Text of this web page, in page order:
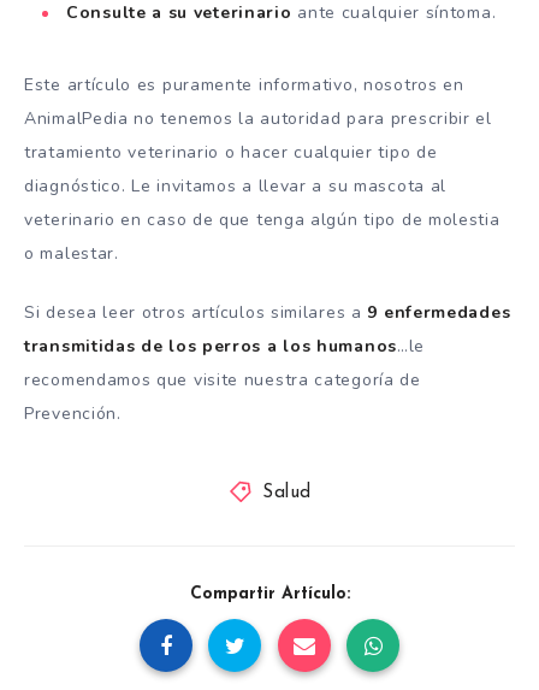
Consulte a su veterinario ante cualquier síntoma.
Este artículo es puramente informativo, nosotros en
AnimalPedia no tenemos la autoridad para prescribir el
tratamiento veterinario o hacer cualquier tipo de
diagnóstico. Le invitamos a llevar a su mascota al
veterinario en caso de que tenga algún tipo de molestia
o malestar.
Si desea leer otros artículos similares a 9 enfermedades
transmitidas de los perros a los humanos…le
recomendamos que visite nuestra categoría de
Prevención.
Salud
Compartir Artículo: